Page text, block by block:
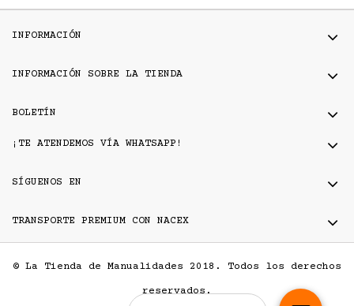
INFORMACIÓN
INFORMACIÓN SOBRE LA TIENDA
BOLETÍN
¡TE ATENDEMOS VÍA WHATSAPP!
SÍGUENOS EN
TRANSPORTE PREMIUM CON NACEX
© La Tienda de Manualidades 2018. Todos los derechos
reservados.